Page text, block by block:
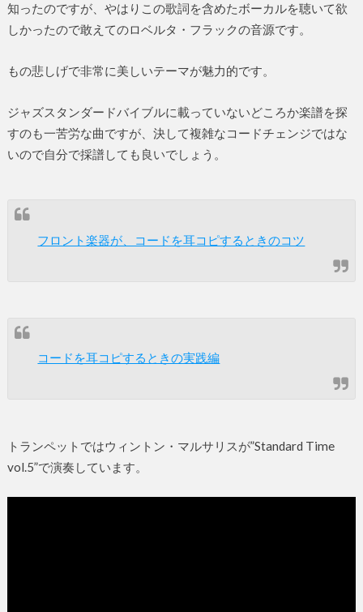
知ったのですが、やはりこの歌詞を含めたボーカルを聴いて欲
しかったので敢えてのロベルタ・フラックの音源です。
もの悲しげで非常に美しいテーマが魅力的です。
ジャズスタンダードバイブルに載っていないどころか楽譜を探
すのも一苦労な曲ですが、決して複雑なコードチェンジではな
いので自分で採譜しても良いでしょう。
フロント楽器が、コードを耳コピするときのコツ
コードを耳コピするときの実践編
トランペットではウィントン・マルサリスが”Standard Time
vol.5”で演奏しています。